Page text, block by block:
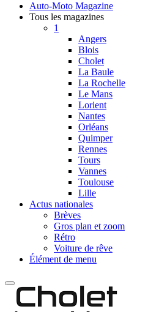
Auto-Moto Magazine
Tous les magazines
1
Angers
Blois
Cholet
La Baule
La Rochelle
Le Mans
Lorient
Nantes
Orléans
Quimper
Rennes
Tours
Vannes
Toulouse
Lille
Actus nationales
Brèves
Gros plan et zoom
Rétro
Voiture de rêve
Élément de menu